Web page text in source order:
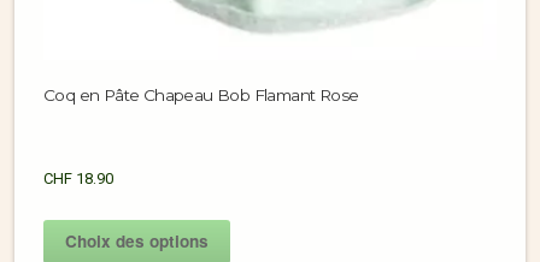
Coq en Pâte Chapeau Bob Flamant Rose
CHF 18.90
Choix des options